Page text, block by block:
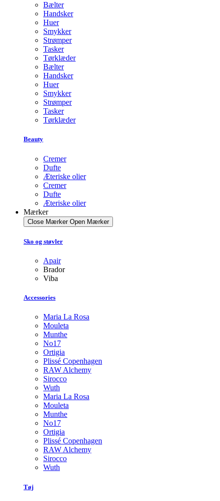
Bælter
Handsker
Huer
Smykker
Strømper
Tasker
Tørklæder
Bælter
Handsker
Huer
Smykker
Strømper
Tasker
Tørklæder
Beauty
Cremer
Dufte
Æteriske olier
Cremer
Dufte
Æteriske olier
Mærker
Close Mærker Open Mærker
Sko og støvler
Apair
Brador
Viba
Accessories
Maria La Rosa
Mouleta
Munthe
No17
Ortigia
Plissé Copenhagen
RAW Alchemy
Sirocco
Wuth
Maria La Rosa
Mouleta
Munthe
No17
Ortigia
Plissé Copenhagen
RAW Alchemy
Sirocco
Wuth
Tøj